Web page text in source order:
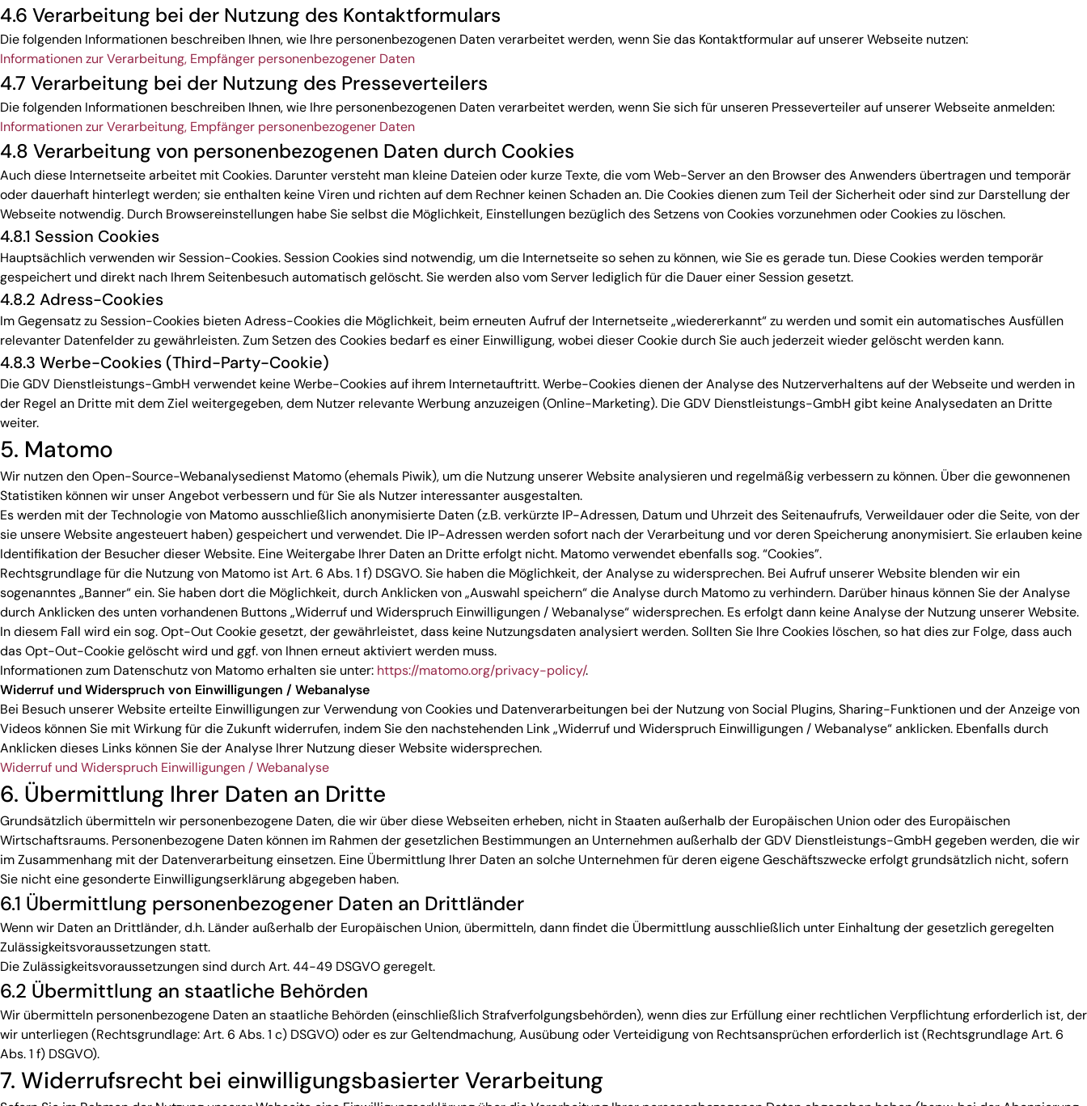
4.6 Verarbeitung bei der Nutzung des Kontaktformulars
Die folgenden Informationen beschreiben Ihnen, wie Ihre personenbezogenen Daten verarbeitet werden, wenn Sie das Kontaktformular auf unserer Webseite nutzen:
Informationen zur Verarbeitung, Empfänger personenbezogener Daten
4.7 Verarbeitung bei der Nutzung des Presseverteilers
Die folgenden Informationen beschreiben Ihnen, wie Ihre personenbezogenen Daten verarbeitet werden, wenn Sie sich für unseren Presseverteiler auf unserer Webseite anmelden:
Informationen zur Verarbeitung, Empfänger personenbezogener Daten
4.8 Verarbeitung von personenbezogenen Daten durch Cookies
Auch diese Internetseite arbeitet mit Cookies. Darunter versteht man kleine Dateien oder kurze Texte, die vom Web-Server an den Browser des Anwenders übertragen und temporär
oder dauerhaft hinterlegt werden; sie enthalten keine Viren und richten auf dem Rechner keinen Schaden an. Die Cookies dienen zum Teil der Sicherheit oder sind zur Darstellung der
Webseite notwendig. Durch Browsereinstellungen habe Sie selbst die Möglichkeit, Einstellungen bezüglich des Setzens von Cookies vorzunehmen oder Cookies zu löschen.
4.8.1 Session Cookies
Hauptsächlich verwenden wir Session-Cookies. Session Cookies sind notwendig, um die Internetseite so sehen zu können, wie Sie es gerade tun. Diese Cookies werden temporär
gespeichert und direkt nach Ihrem Seitenbesuch automatisch gelöscht. Sie werden also vom Server lediglich für die Dauer einer Session gesetzt.
4.8.2 Adress-Cookies
Im Gegensatz zu Session-Cookies bieten Adress-Cookies die Möglichkeit, beim erneuten Aufruf der Internetseite „wiedererkannt“ zu werden und somit ein automatisches Ausfüllen
relevanter Datenfelder zu gewährleisten. Zum Setzen des Cookies bedarf es einer Einwilligung, wobei dieser Cookie durch Sie auch jederzeit wieder gelöscht werden kann.
4.8.3 Werbe-Cookies (Third-Party-Cookie)
Die GDV Dienstleistungs-GmbH verwendet keine Werbe-Cookies auf ihrem Internetauftritt. Werbe-Cookies dienen der Analyse des Nutzerverhaltens auf der Webseite und werden in
der Regel an Dritte mit dem Ziel weitergegeben, dem Nutzer relevante Werbung anzuzeigen (Online-Marketing). Die GDV Dienstleistungs-GmbH gibt keine Analysedaten an Dritte
weiter.
5. Matomo
Wir nutzen den Open-Source-Webanalysedienst Matomo (ehemals Piwik), um die Nutzung unserer Website analysieren und regelmäßig verbessern zu können. Über die gewonnenen
Statistiken können wir unser Angebot verbessern und für Sie als Nutzer interessanter ausgestalten.
Es werden mit der Technologie von Matomo ausschließlich anonymisierte Daten (z.B. verkürzte IP-Adressen, Datum und Uhrzeit des Seitenaufrufs, Verweildauer oder die Seite, von der
sie unsere Website angesteuert haben) gespeichert und verwendet. Die IP-Adressen werden sofort nach der Verarbeitung und vor deren Speicherung anonymisiert. Sie erlauben keine
Identifikation der Besucher dieser Website. Eine Weitergabe Ihrer Daten an Dritte erfolgt nicht. Matomo verwendet ebenfalls sog. “Cookies”.
Rechtsgrundlage für die Nutzung von Matomo ist Art. 6 Abs. 1 f) DSGVO. Sie haben die Möglichkeit, der Analyse zu widersprechen. Bei Aufruf unserer Website blenden wir ein
sogenanntes „Banner“ ein. Sie haben dort die Möglichkeit, durch Anklicken von „Auswahl speichern“ die Analyse durch Matomo zu verhindern. Darüber hinaus können Sie der Analyse
durch Anklicken des unten vorhandenen Buttons „Widerruf und Widerspruch Einwilligungen / Webanalyse“ widersprechen. Es erfolgt dann keine Analyse der Nutzung unserer Website.
In diesem Fall wird ein sog. Opt-Out Cookie gesetzt, der gewährleistet, dass keine Nutzungsdaten analysiert werden. Sollten Sie Ihre Cookies löschen, so hat dies zur Folge, dass auch
das Opt-Out-Cookie gelöscht wird und ggf. von Ihnen erneut aktiviert werden muss.
Informationen zum Datenschutz von Matomo erhalten sie unter: https://matomo.org/privacy-policy/.
Widerruf und Widerspruch von Einwilligungen / Webanalyse
Bei Besuch unserer Website erteilte Einwilligungen zur Verwendung von Cookies und Datenverarbeitungen bei der Nutzung von Social Plugins, Sharing-Funktionen und der Anzeige von
Videos können Sie mit Wirkung für die Zukunft widerrufen, indem Sie den nachstehenden Link „Widerruf und Widerspruch Einwilligungen / Webanalyse“ anklicken. Ebenfalls durch
Anklicken dieses Links können Sie der Analyse Ihrer Nutzung dieser Website widersprechen.
Widerruf und Widerspruch Einwilligungen / Webanalyse
6. Übermittlung Ihrer Daten an Dritte
Grundsätzlich übermitteln wir personenbezogene Daten, die wir über diese Webseiten erheben, nicht in Staaten außerhalb der Europäischen Union oder des Europäischen
Wirtschaftsraums. Personenbezogene Daten können im Rahmen der gesetzlichen Bestimmungen an Unternehmen außerhalb der GDV Dienstleistungs-GmbH gegeben werden, die wir
im Zusammenhang mit der Datenverarbeitung einsetzen. Eine Übermittlung Ihrer Daten an solche Unternehmen für deren eigene Geschäftszwecke erfolgt grundsätzlich nicht, sofern
Sie nicht eine gesonderte Einwilligungserklärung abgegeben haben.
6.1 Übermittlung personenbezogener Daten an Drittländer
Wenn wir Daten an Drittländer, d.h. Länder außerhalb der Europäischen Union, übermitteln, dann findet die Übermittlung ausschließlich unter Einhaltung der gesetzlich geregelten
Zulässigkeitsvoraussetzungen statt.
Die Zulässigkeitsvoraussetzungen sind durch Art. 44-49 DSGVO geregelt.
6.2 Übermittlung an staatliche Behörden
Wir übermitteln personenbezogene Daten an staatliche Behörden (einschließlich Strafverfolgungsbehörden), wenn dies zur Erfüllung einer rechtlichen Verpflichtung erforderlich ist, der
wir unterliegen (Rechtsgrundlage: Art. 6 Abs. 1 c) DSGVO) oder es zur Geltendmachung, Ausübung oder Verteidigung von Rechtsansprüchen erforderlich ist (Rechtsgrundlage Art. 6
Abs. 1 f) DSGVO).
7. Widerrufsrecht bei einwilligungsbasierter Verarbeitung